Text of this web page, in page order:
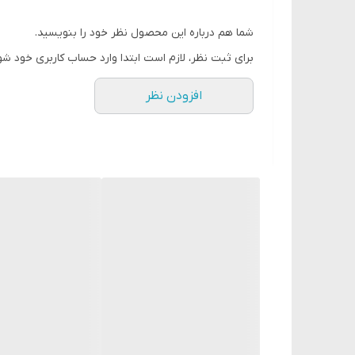
شما هم درباره این محصول نظر خود را بنویسید.
برای ثبت نظر، لازم است ابتدا وارد حساب کاربری خود
افزودن نظر